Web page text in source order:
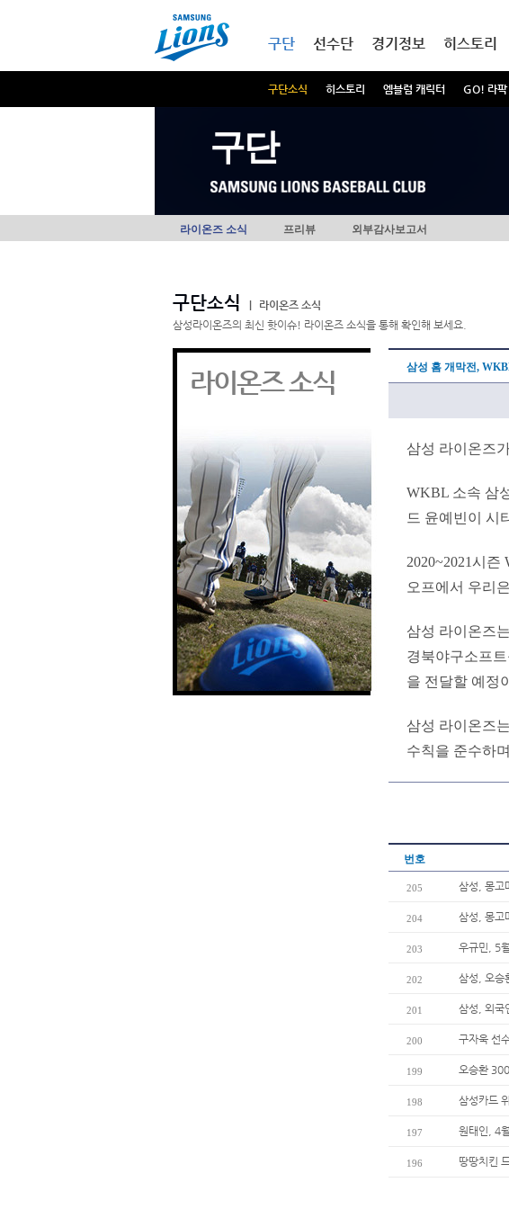
구단
구단소식 히스토리 엠블럼 캐릭터 GO! 라팍
선수단 경기정보 히스토리
구단
라이온즈 소식 프리뷰 외부감사보고서
구단소식
라이온즈 소식
삼성라이온즈의 최신 핫이슈! 라이온즈 소식을 통해 확인해 보세요.
라이온즈 소식 삼성 홈 개막전,
삼성 라이온즈
WKBL 소속 삼
드 윤예빈이 시
2020~2021시
오프에서 우리
삼성 라이온즈
경북야구소프
을 전달할 예정
삼성 라이온즈
수칙을 준수하
번호
205 삼성, 몽고
204 삼성, 몽고
203 우규민, 5
202 삼성, 오승
201 삼성, 외국
200 구자욱 선
199 오승환
198 삼성카드
197 원태인, 4
196 땅땅치킨